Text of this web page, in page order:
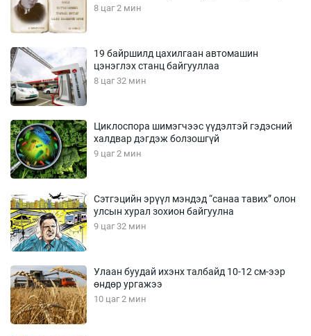
8 цаг 2 мин
19 байршилд цахилгаан автомашин
цэнэглэх станц байгууллаа
8 цаг 32 мин
Циклоспора шимэгчээс үүдэлтэй гэдэсний
халдвар дэгдэж болзошгүй
9 цаг 2 мин
Сэтгэцийн эрүүл мэндэд “санаа тавих” олон
улсын хурал зохион байгуулна
9 цаг 32 мин
Улаан буудай ихэнх талбайд 10-12 см-ээр
өндөр ургажээ
10 цаг 2 мин